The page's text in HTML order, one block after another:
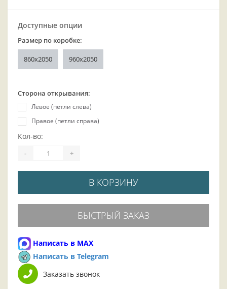
Доступные опции
Размер по коробке:
860x2050 960x2050
Сторона открывания:
Левое (петли слева)
Правое (петли справа)
Кол-во:
- +
В КОРЗИНУ
БЫСТРЫЙ ЗАКАЗ
Написать в MAX
Написать в Telegram
Заказать звонок